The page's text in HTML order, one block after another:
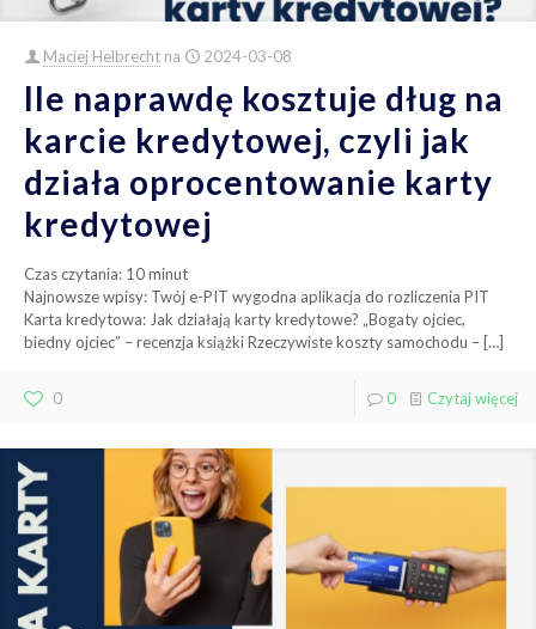
Maciej Helbrecht na 2024-03-08
Ile naprawdę kosztuje dług na
karcie kredytowej, czyli jak
działa oprocentowanie karty
kredytowej
Czas czytania: 10minut
Najnowsze wpisy: Twój e-PIT wygodna aplikacja do rozliczenia PIT
Karta kredytowa: Jak działają karty kredytowe? „Bogaty ojciec,
biedny ojciec” – recenzja książki Rzeczywiste koszty samochodu – […]
0 0 Czytaj więcej